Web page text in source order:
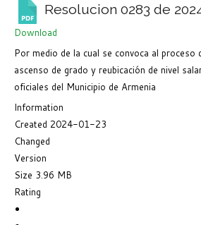
Resolucion 0283 de
Download
Por medio de la cual se convoca al proceso
ascenso de grado y reubicación de nivel
oficiales del Municipio de Armenia
Information
Created 2024-01-23
Changed
Version
Size 3.96 MB
Rating